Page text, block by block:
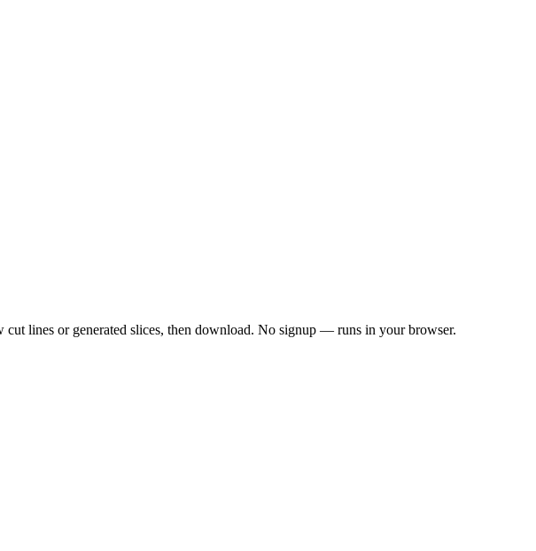
lines or generated slices, then download. No signup — runs in your browser.